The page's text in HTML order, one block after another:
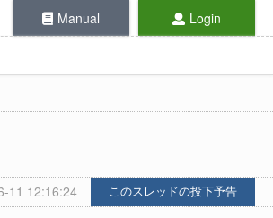
Manual Login
11 12:16:24 このスレッドの投下予告